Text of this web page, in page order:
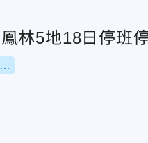
林5地18日停班